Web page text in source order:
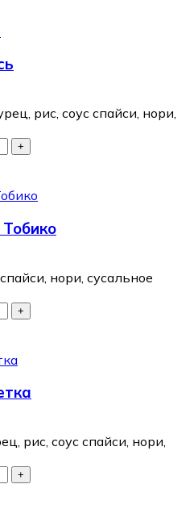
рис, соус спайси, нори,
нори, сусальное
рис, соус спайси, нори,